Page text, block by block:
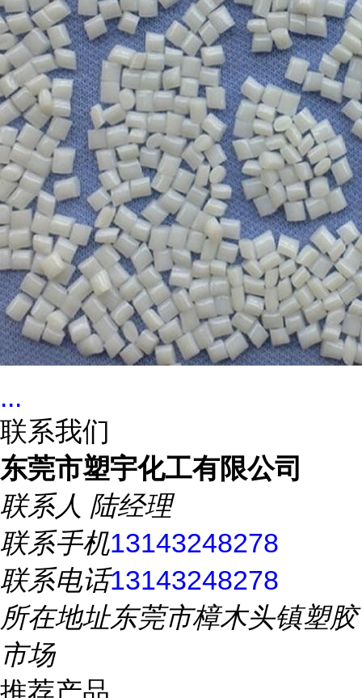
...
联系我们
东莞市塑宇化工有限公司
联系人 陆经理
联系手机13143248278
联系电话13143248278
所在地址东莞市樟木头镇塑胶
市场
推荐产品